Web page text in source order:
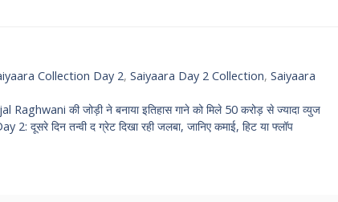
Collection Day 2,Saiyaara Day 2 Collection,Saiyaara
की जोड़ी ने बनाया इतिहास गाने को मिले 50 करोड़ से ज्यादा व्युज
दिन तन्वी द ग्रेट दिखा रही जलबा, जानिए कमाई, हिट या फ्लॉप